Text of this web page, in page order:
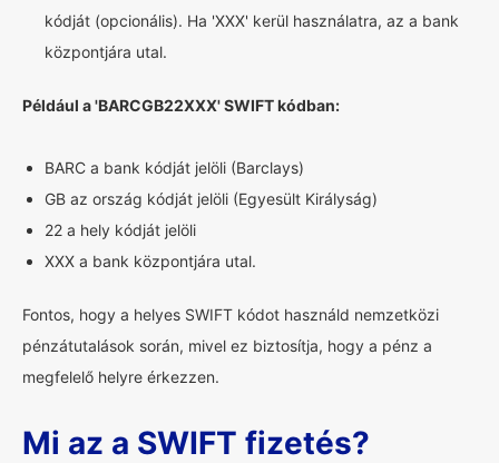
kódját (opcionális). Ha 'XXX' kerül használatra, az a bank
központjára utal.
Például a 'BARCGB22XXX' SWIFT kódban:
BARC a bank kódját jelöli (Barclays)
GB az ország kódját jelöli (Egyesült Királyság)
22 a hely kódját jelöli
XXX a bank központjára utal.
Fontos, hogy a helyes SWIFT kódot használd nemzetközi
pénzátutalások során, mivel ez biztosítja, hogy a pénz a
megfelelő helyre érkezzen.
Mi az a SWIFT fizetés?